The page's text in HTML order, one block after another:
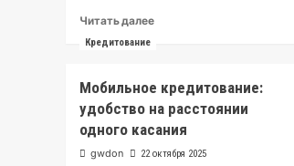
Читать далееRead
на
карту
срочно
и
Кредитование
Мобильное кредитование:
удобство на расстоянии
одного касания
gwdon 22 октября 2025